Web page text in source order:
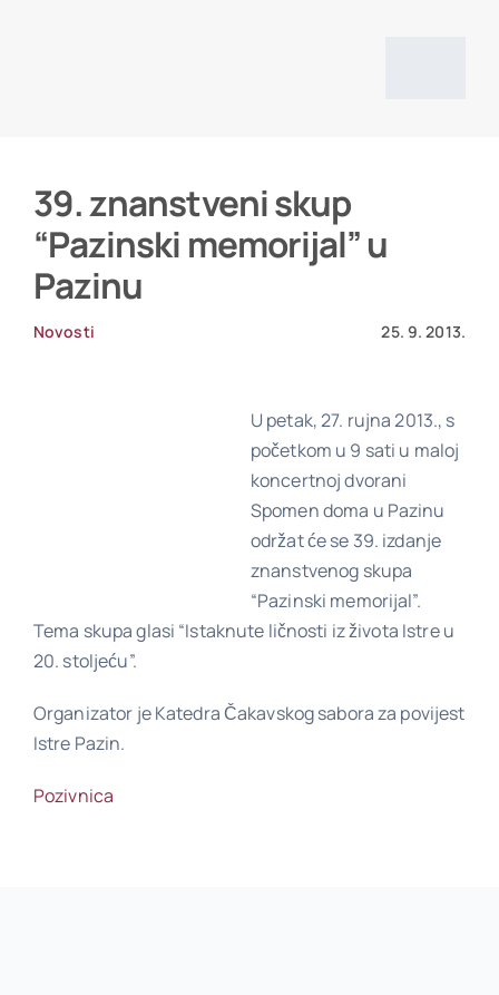
O
Povijesni
39. znanstveni skup
“Pazinski memorijal” u
Pazinu
Novosti 25. 9. 2013.
U petak, 27. rujna 2013., s
početkom u 9 sati u maloj
koncertnoj dvorani
Spomen doma u Pazinu
održat će se 39. izdanje
znanstvenog skupa
“Pazinski memorijal”.
Tema skupa glasi “Istaknute ličnosti iz života Istre u
20. stoljeću”.
Organizator je Katedra Čakavskog sabora za povijest
Istre Pazin.
Pozivnica